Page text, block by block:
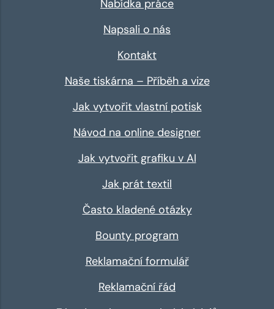
Nabídka práce
Napsali o nás
Kontakt
Naše tiskárna – Příběh a vize
Jak vytvořit vlastní potisk
Návod na online designer
Jak vytvořit grafiku v AI
Jak prát textil
Často kladené otázky
Bounty program
Reklamační formulář
Reklamační řád